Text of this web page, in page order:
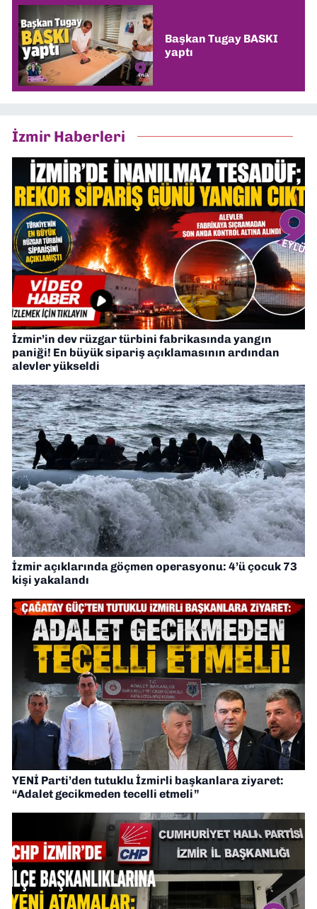
Başkan Tugay BASKI
yaptı
İzmir Haberleri
İzmir’in dev rüzgar türbini fabrikasında yangın
paniği! En büyük sipariş açıklamasının ardından
alevler yükseldi
İzmir açıklarında göçmen operasyonu: 4’ü çocuk 73
kişi yakalandı
YENİ Parti’den tutuklu İzmirli başkanlara ziyaret:
“Adalet gecikmeden tecelli etmeli”